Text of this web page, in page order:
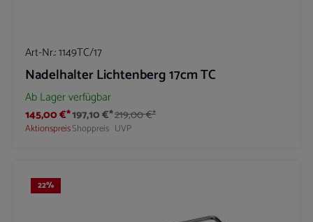
Art-Nr.:1149TC/17
Nadelhalter Lichtenberg 17cm TC
Ab Lager verfügbar
145,00 €*
Aktionspreis
197,10 €*
Shoppreis
219,00 €*
UVP
22%